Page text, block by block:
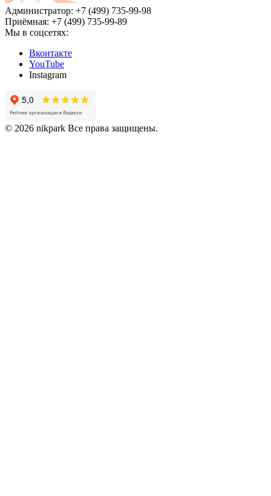
Администратор: +7 (499) 735-99-98
Приёмная: +7 (499) 735-99-89
Мы в соцсетях:
Вконтакте
YouTube
Instagram
© 2026 nikpark Все права защищены.